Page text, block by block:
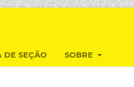
DE SEÇÃO SOBRE